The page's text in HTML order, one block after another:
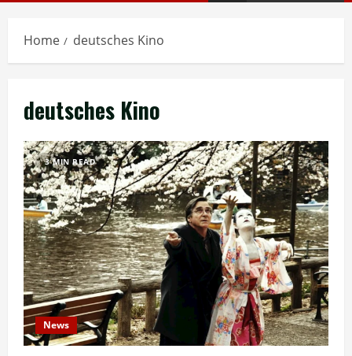
Home deutsches Kino
deutsches Kino
3 MIN READ
News